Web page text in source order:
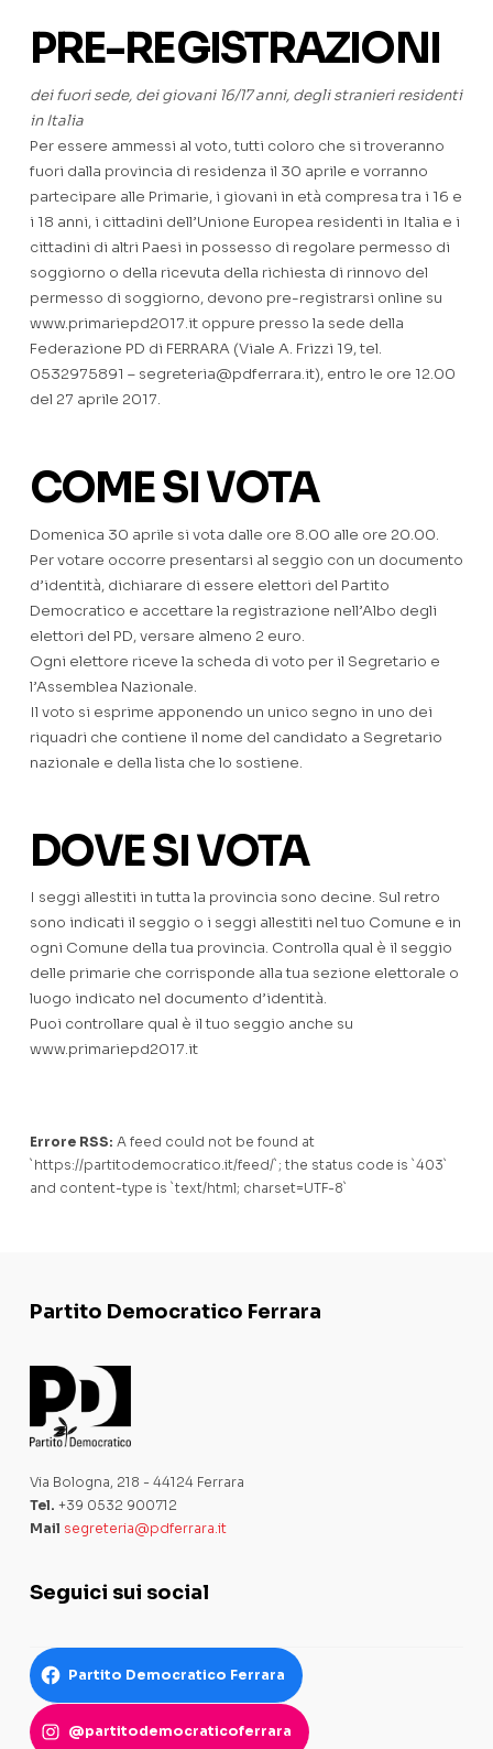
PRE-REGISTRAZIONI
dei fuori sede, dei giovani 16/17 anni, degli stranieri residenti
in Italia
Per essere ammessi al voto, tutti coloro che si troveranno
fuori dalla provincia di residenza il 30 aprile e vorranno
partecipare alle Primarie, i giovani in età compresa tra i 16 e
i 18 anni, i cittadini dell’Unione Europea residenti in Italia e i
cittadini di altri Paesi in possesso di regolare permesso di
soggiorno o della ricevuta della richiesta di rinnovo del
permesso di soggiorno, devono pre-registrarsi online su
www.primariepd2017.it oppure presso la sede della
Federazione PD di FERRARA (Viale A. Frizzi 19, tel.
0532975891 – segreteria@pdferrara.it), entro le ore 12.00
del 27 aprile 2017.
COME SI VOTA
Domenica 30 aprile si vota dalle ore 8.00 alle ore 20.00.
Per votare occorre presentarsi al seggio con un documento
d’identità, dichiarare di essere elettori del Partito
Democratico e accettare la registrazione nell’Albo degli
elettori del PD, versare almeno 2 euro.
Ogni elettore riceve la scheda di voto per il Segretario e
l’Assemblea Nazionale.
Il voto si esprime apponendo un unico segno in uno dei
riquadri che contiene il nome del candidato a Segretario
nazionale e della lista che lo sostiene.
DOVE SI VOTA
I seggi allestiti in tutta la provincia sono decine. Sul retro
sono indicati il seggio o i seggi allestiti nel tuo Comune e in
ogni Comune della tua provincia. Controlla qual è il seggio
delle primarie che corrisponde alla tua sezione elettorale o
luogo indicato nel documento d’identità.
Puoi controllare qual è il tuo seggio anche su
www.primariepd2017.it
Errore RSS: A feed could not be found at
`https://partitodemocratico.it/feed/`; the status code is `403`
and content-type is `text/html; charset=UTF-8`
Partito Democratico Ferrara
Via Bologna, 218 - 44124 Ferrara
Tel. +39 0532 900712
Mail segreteria@pdferrara.it
Seguici sui social
Partito Democratico Ferrara
@partitodemocraticoferrara